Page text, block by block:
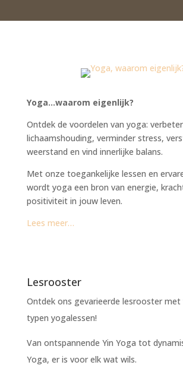
Yoga…waarom eigenlijk?
Ontdek de voordelen van yoga:
lichaamshouding, verminder stress,
weerstand en vind innerlijke balans.
Met onze toegankelijke lessen en
wordt yoga een bron van energie,
positiviteit in jouw leven.
Lees meer…
Lesrooster
Ontdek ons gevarieerde lesrooster met
typen yogalessen!
Van ontspannende Yin Yoga tot
Yoga, er is voor elk wat wils.